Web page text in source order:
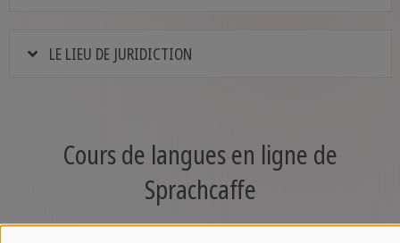
LE LIEU DE JURIDICTION
Cours de langues en ligne de
Sprachcaffe